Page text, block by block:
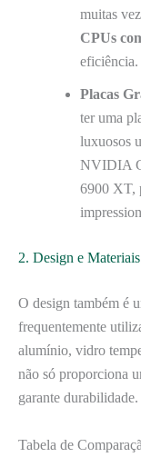
muitas
CPUs
eficiência.
Placas
ter uma
luxuosos
NVIDIA
6900 XT,
2. Design e Materiais
O design também é
frequentemente
alumínio, vidro
não só proporciona
garante durabilidade.
Tabela de